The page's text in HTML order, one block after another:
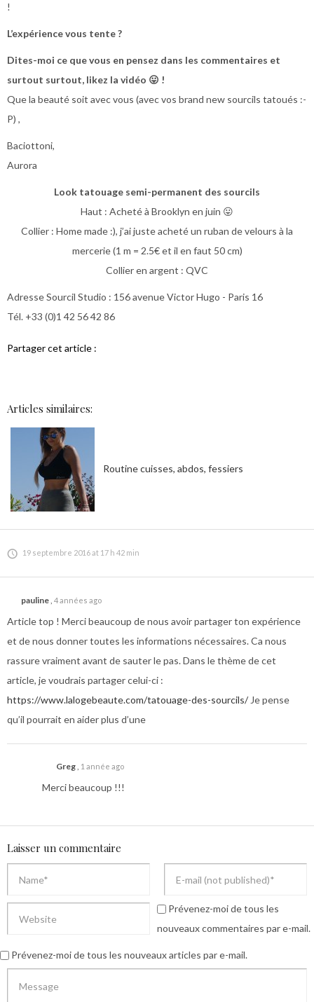
!
L’expérience vous tente ?
Dites-moi ce que vous en pensez dans les commentaires et
surtout surtout, likez la vidéo 😛 !
Que la beauté soit avec vous (avec vos brand new sourcils tatoués :-
P) ,
Baciottoni,
Aurora
Look tatouage semi-permanent des sourcils
Haut : Acheté à Brooklyn en juin 😛
Collier : Home made :), j’ai juste acheté un ruban de velours à la
mercerie (1 m = 2.5€ et il en faut 50 cm)
Collier en argent : QVC
Adresse Sourcil Studio : 156 avenue Victor Hugo - Paris 16
Tél. +33 (0)1 42 56 42 86
Partager cet article :
Articles similaires:
Routine cuisses, abdos, fessiers
19 septembre 2016 at 17 h 42 min
pauline, 4 années ago
Article top ! Merci beaucoup de nous avoir partager ton expérience
et de nous donner toutes les informations nécessaires. Ca nous
rassure vraiment avant de sauter le pas. Dans le thème de cet
article, je voudrais partager celui-ci :
https://www.lalogebeaute.com/tatouage-des-sourcils/Je pense
qu’il pourrait en aider plus d’une
Greg, 1 année ago
Merci beaucoup !!!
Laisser un commentaire
Prévenez-moi de tous les
nouveaux commentaires par e-mail.
Prévenez-moi de tous les nouveaux articles par e-mail.